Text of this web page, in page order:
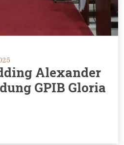
Alexander
GPIB Gloria